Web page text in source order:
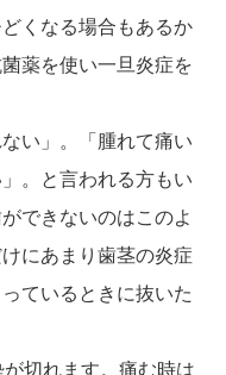
くなる場合もあるか
薬を使い一旦炎症を
い」。「腫れて痛い
。と言われる方もい
できないのはこのよ
にあまり歯茎の炎症
ているときに抜いた
切れます。痛む時は